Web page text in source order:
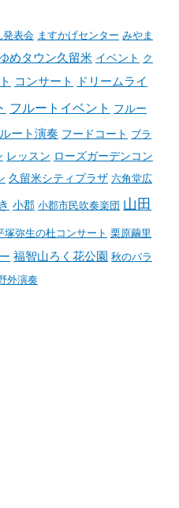
発表会 ますかげセンター みやま
めタウン久留米 イベント ク
コンサート
ドリームライ
フルートイベント フルー
ート演奏 フードコート ブラ
レッスン ローズガーデンコン
久留米シティプラザ 六角堂広
小郡 小郡市民吹奏楽団 山田
塚弥生の杜コンサート 栗原繭里
福智山ろく花公園 秋のバラ
外演奏